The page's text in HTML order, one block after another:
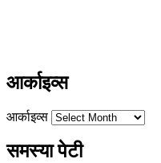
आर्काइव्स
आर्काइव्स
समस्या पेटी